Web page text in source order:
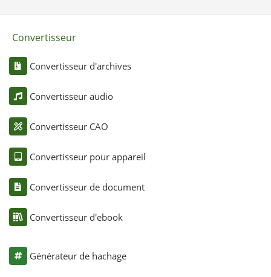
Convertisseur
Convertisseur d'archives
Convertisseur audio
Convertisseur CAO
Convertisseur pour appareil
Convertisseur de document
Convertisseur d'ebook
Générateur de hachage